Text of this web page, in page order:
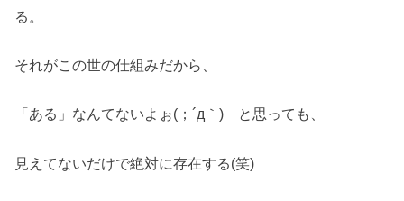
る。
それがこの世の仕組みだから、
「ある」なんてないよぉ(；´д｀)ゞと思っても、
見えてないだけで絶対に存在する(笑)